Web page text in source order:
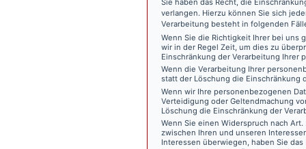
Sie haben das Recht, die
verlangen. Hierzu können Sie sich
Verarbeitung besteht in folgenden
Wenn Sie die Richtigkeit Ihrer bei
wir in der Regel Zeit, um dies zu
Einschränkung der Verarbeitung Ihrer
Wenn die Verarbeitung Ihrer
statt der Löschung die Einschränkung
Wenn wir Ihre personenbezogenen
Verteidigung oder Geltendmachung
Löschung die Einschränkung der
Wenn Sie einen Widerspruch nach
zwischen Ihren und unseren
Interessen überwiegen, haben Sie